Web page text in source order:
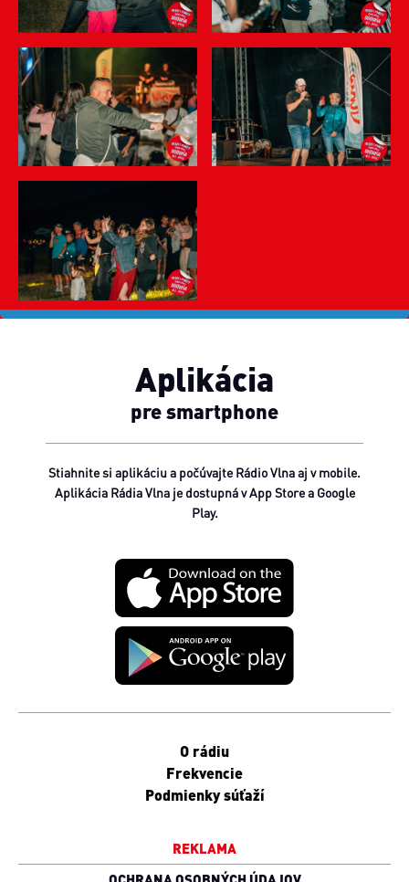
Aplikácia
pre smartphone
Stiahnite si aplikáciu a počúvajte Rádio Vlna aj v mobile.
Aplikácia Rádia Vlna je dostupná v App Store a Google
Play.
O rádiu
Frekvencie
Podmienky súťaží
REKLAMA